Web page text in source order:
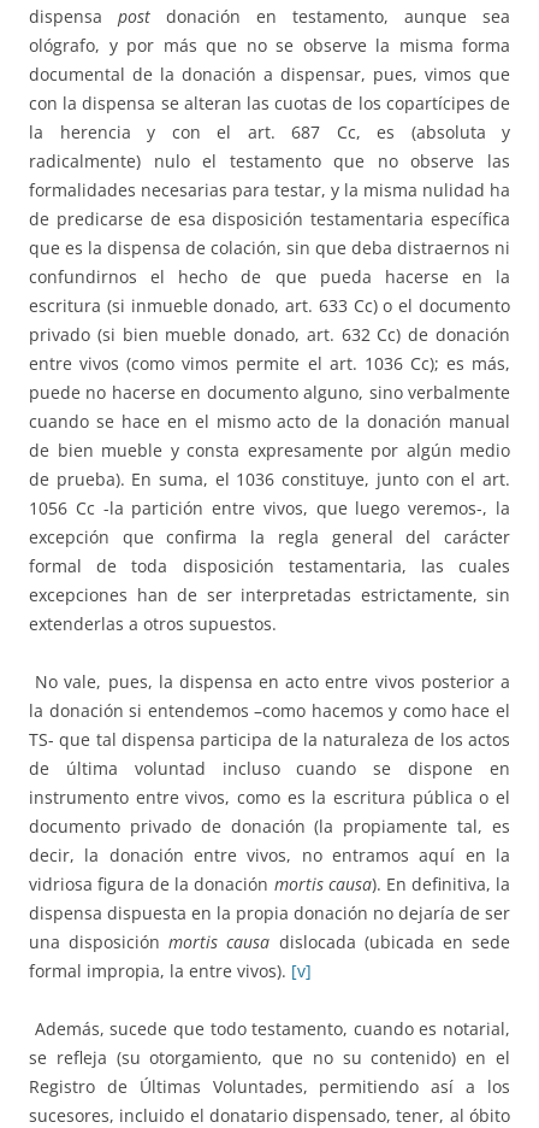
dispensa post donación en testamento, aunque sea
ológrafo, y por más que no se observe la misma forma
documental de la donación a dispensar, pues, vimos que
con la dispensa se alteran las cuotas de los copartícipes de
la herencia y con el art. 687 Cc, es (absoluta y
radicalmente) nulo el testamento que no observe las
formalidades necesarias para testar, y la misma nulidad ha
de predicarse de esa disposición testamentaria específica
que es la dispensa de colación, sin que deba distraernos ni
confundirnos el hecho de que pueda hacerse en la
escritura (si inmueble donado, art. 633 Cc) o el documento
privado (si bien mueble donado, art. 632 Cc) de donación
entre vivos (como vimos permite el art. 1036 Cc); es más,
puede no hacerse en documento alguno, sino verbalmente
cuando se hace en el mismo acto de la donación manual
de bien mueble y consta expresamente por algún medio
de prueba). En suma, el 1036 constituye, junto con el art.
1056 Cc -la partición entre vivos, que luego veremos-, la
excepción que confirma la regla general del carácter
formal de toda disposición testamentaria, las cuales
excepciones han de ser interpretadas estrictamente, sin
extenderlas a otros supuestos.
No vale, pues, la dispensa en acto entre vivos posterior a
la donación si entendemos –como hacemos y como hace el
TS- que tal dispensa participa de la naturaleza de los actos
de última voluntad incluso cuando se dispone en
instrumento entre vivos, como es la escritura pública o el
documento privado de donación (la propiamente tal, es
decir, la donación entre vivos, no entramos aquí en la
vidriosa figura de la donación mortis causa). En definitiva, la
dispensa dispuesta en la propia donación no dejaría de ser
una disposiciónmortis causa dislocada (ubicada en sede
formal impropia, la entre vivos). [v]
Además, sucede que todo testamento, cuando es notarial,
se refleja (su otorgamiento, que no su contenido) en el
Registro de Últimas Voluntades, permitiendo así a los
sucesores, incluido el donatario dispensado, tener, al óbito